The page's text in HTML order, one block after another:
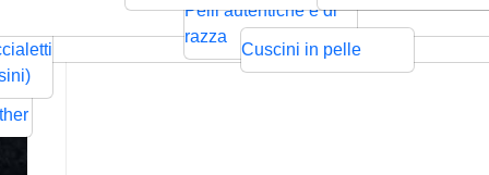
Rilievo
Pelli autentiche e di
razza
Pressione
Cuscini in pelle